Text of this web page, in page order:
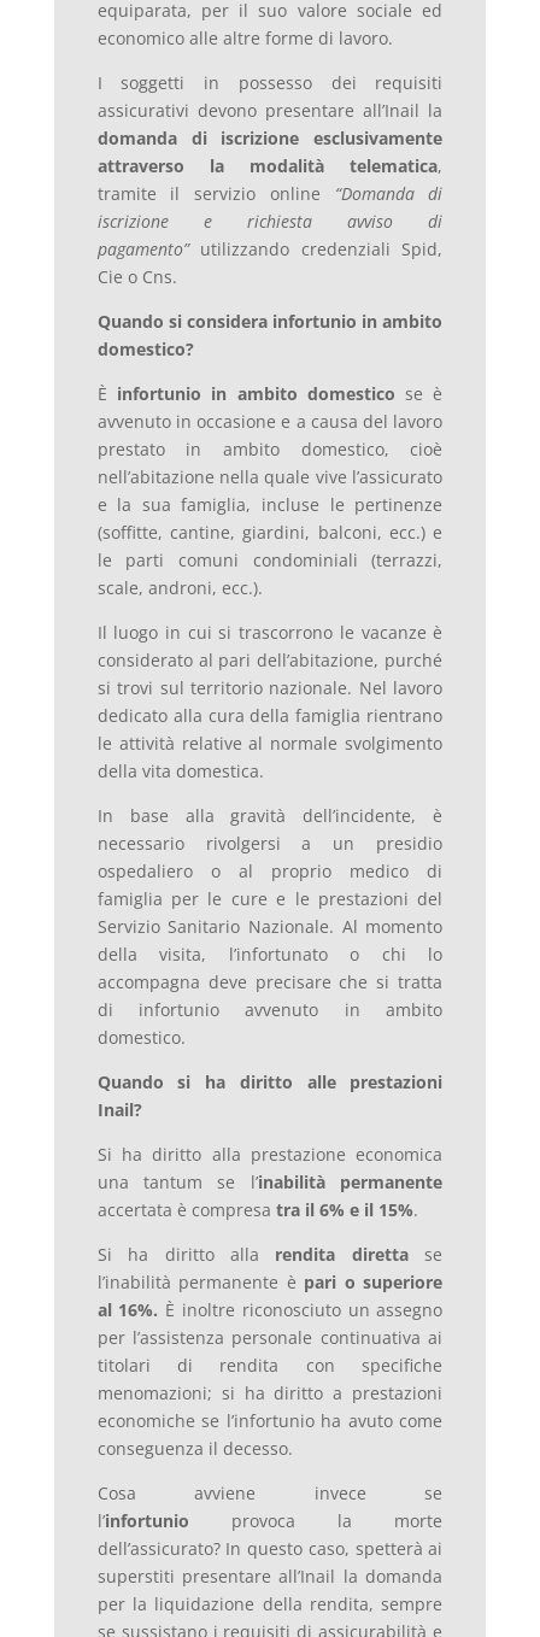
equiparata, per il suo valore sociale ed
economico alle altre forme di lavoro.
I soggetti in possesso dei requisiti
assicurativi devono presentare all’Inail la
domanda di iscrizione esclusivamente
attraverso la modalità telematica,
tramite il servizio online “Domanda di
iscrizione e richiesta avviso di
pagamento” utilizzando credenziali Spid,
Cie o Cns.
Quando si considera infortunio in ambito
domestico?
È infortunio in ambito domestico se è
avvenuto in occasione e a causa del lavoro
prestato in ambito domestico, cioè
nell’abitazione nella quale vive l’assicurato
e la sua famiglia, incluse le pertinenze
(soffitte, cantine, giardini, balconi, ecc.) e
le parti comuni condominiali (terrazzi,
scale, androni, ecc.).
Il luogo in cui si trascorrono le vacanze è
considerato al pari dell’abitazione, purché
si trovi sul territorio nazionale. Nel lavoro
dedicato alla cura della famiglia rientrano
le attività relative al normale svolgimento
della vita domestica.
In base alla gravità dell’incidente, è
necessario rivolgersi a un presidio
ospedaliero o al proprio medico di
famiglia per le cure e le prestazioni del
Servizio Sanitario Nazionale. Al momento
della visita, l’infortunato o chi lo
accompagna deve precisare che si tratta
di infortunio avvenuto in ambito
domestico.
Quando si ha diritto alle prestazioni
Inail?
Si ha diritto alla prestazione economica
una tantum se l’inabilità permanente
accertata è compresa tra il 6% e il 15%.
Si ha diritto alla rendita direttase
l’inabilità permanente è pari o superiore
al 16%. È inoltre riconosciuto un assegno
per l’assistenza personale continuativa ai
titolari di rendita con specifiche
menomazioni; si ha diritto a prestazioni
economiche se l’infortunio ha avuto come
conseguenza il decesso.
Cosa avviene invece se
l’infortunio provoca la morte
dell’assicurato? In questo caso, spetterà ai
superstiti presentare all’Inail la domanda
per la liquidazione della rendita, sempre
se sussistano i requisiti di assicurabilità e